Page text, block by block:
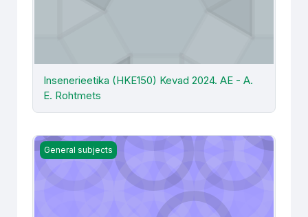
Insenerieetika (HKE150) Kevad 2024. AE - A.
E. Rohtmets
Insenerieetika (HKE150) Kevad 2024. HE, TE - A. E.
General subjects